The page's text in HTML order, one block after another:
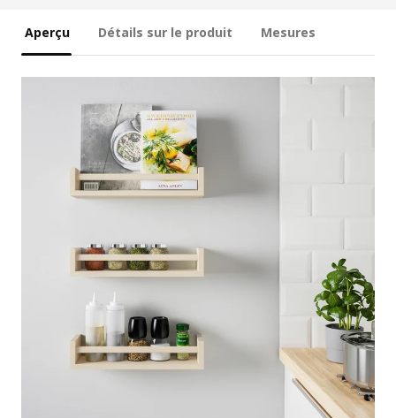
Aperçu Détails sur le produit Mesures